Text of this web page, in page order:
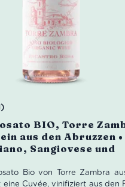
BIO, Torre
aus den Abruzzen •
Sangiovese und
Bio von Torre Zambra
eine Cuvée, vinifiziert aus den